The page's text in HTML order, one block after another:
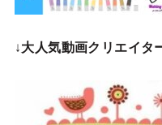
↓大人気動画クリエイタ